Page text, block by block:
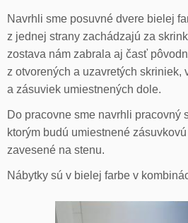
Navrhli sme posuvné dvere bielej
z jednej strany zachádzajú za
zostava nám zabrala aj časť
z otvorených a uzavretých skriniek,
a zásuviek umiestnených dole.
Do pracovne sme navrhli pracovný
ktorým budú umiestnené
zavesené na stenu.
Nábytky sú v bielej farbe v